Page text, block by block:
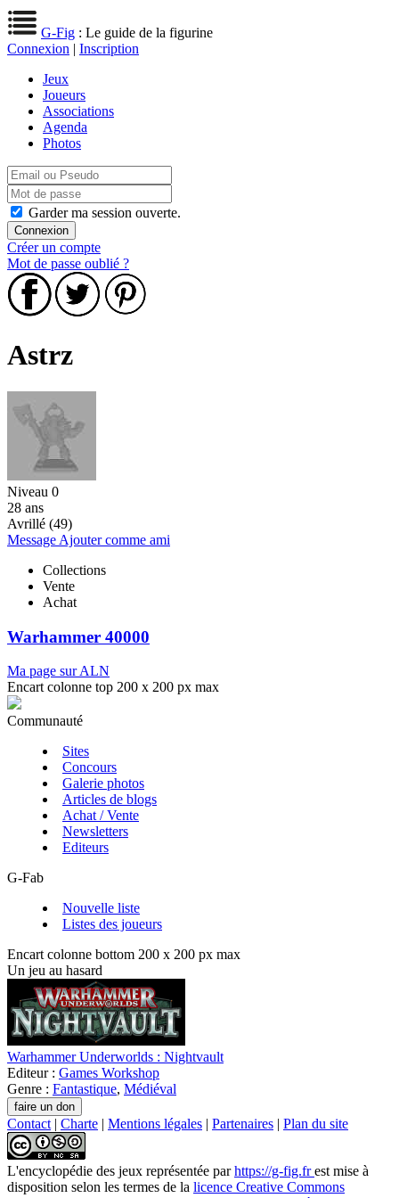
G-Fig : Le guide de la figurine
Connexion | Inscription
Jeux
Joueurs
Associations
Agenda
Photos
Garder ma session ouverte.
Créer un compte
Mot de passe oublié ?
Astrz
Niveau 0
28 ans
Avrillé (49)
Message Ajouter comme ami
Collections
Vente
Achat
Warhammer 40000
Ma page sur ALN
Encart colonne top 200 x 200 px max
Communauté
Sites
Concours
Galerie photos
Articles de blogs
Achat / Vente
Newsletters
Editeurs
G-Fab
Nouvelle liste
Listes des joueurs
Encart colonne bottom 200 x 200 px max
Un jeu au hasard
Warhammer Underworlds : Nightvault
Editeur : Games Workshop
Genre : Fantastique, Médiéval
Contact | Charte | Mentions légales | Partenaires | Plan du site
L'encyclopédie des jeux représentée parhttps://g-fig.frest mise à
disposition selon les termes de la licence Creative Commons